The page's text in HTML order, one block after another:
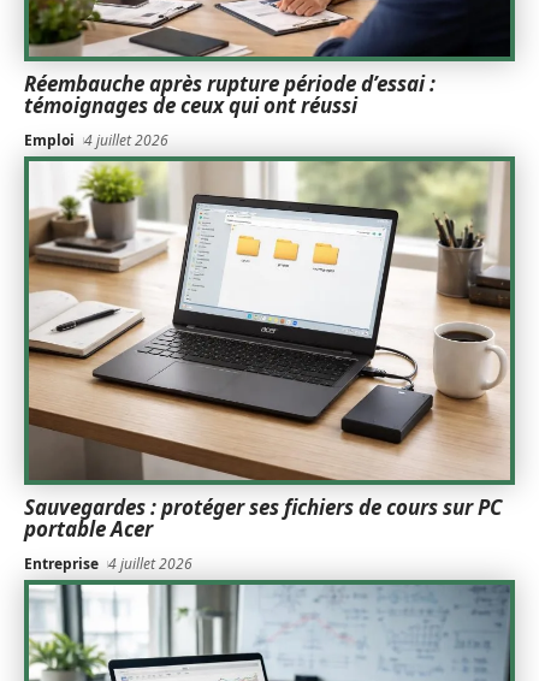
Réembauche après rupture période d’essai :
témoignages de ceux qui ont réussi
Emploi 4 juillet 2026
Sauvegardes : protéger ses fichiers de cours sur PC
portable Acer
Entreprise 4 juillet 2026